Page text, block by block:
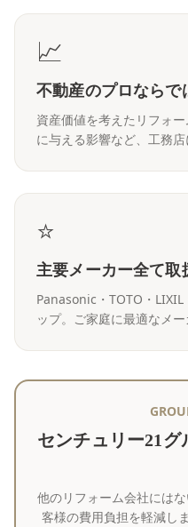
📈
不動産のプロならで
資産価値を考えたリフォ
に与える影響など、工務店
⭐
主要メーカー全て取
Panasonic・TOTO・
ップ。ご家庭に最適なメー
センチュリー21グ
他のリフォーム会社には
客様の費用負担を軽減し